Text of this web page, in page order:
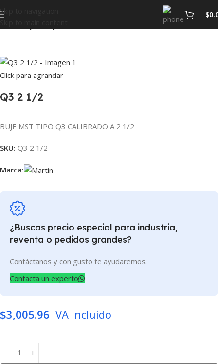
Skip to navigation
$
Click para agrandar
Q3 2 1/2
BUJE MST TIPO Q3 CALIBRADO A 2 1/2
SKU: Q3 2 1/2
Marca:
¿Buscas precio especial para industria,
reventa o pedidos grandes?
Contáctanos y con gusto te ayudaremos.
Contacta un experto
$3,005.96 IVA incluido